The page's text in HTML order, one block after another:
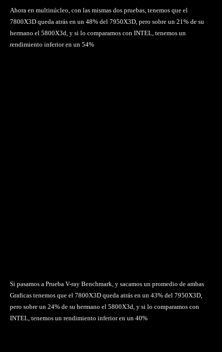
Ahora en multinúcleo, con las mismas dos pruebas, tenemos que el
7800X3D queda atrás en un 48% del 7950X3D, pero sobre un 21% de su
hermano el 5800X3d, y si lo comparamos con INTEL, tenemos un
rendimiento inferior en un 54%
Si pasamos a Prueba V-ray Benchmark, y sacamos un promedio de ambas
Graficas tenemos que el 7800X3D queda atrás en un 43% del 7950X3D,
pero sobre un 24% de su hermano el 5800X3d, y si lo comparamos con
INTEL, tenemos un rendimiento inferior en un 40%